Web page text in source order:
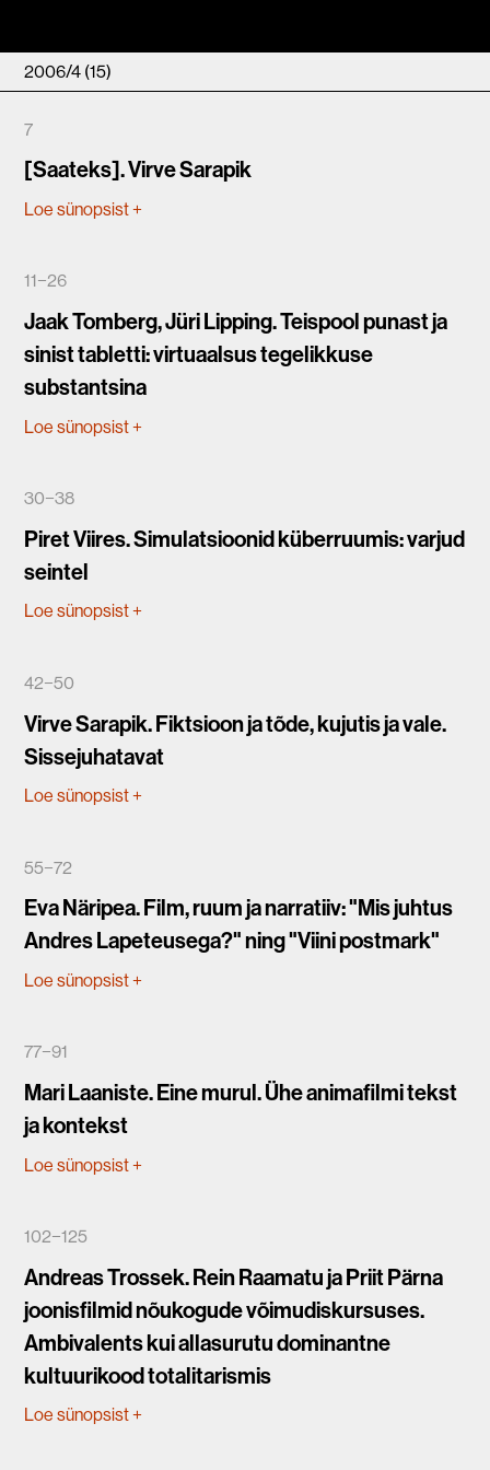
2006/4 (15)
7
[Saateks]. Virve Sarapik
Loe sünopsist+
11−26
Jaak Tomberg, Jüri Lipping. Teispool punast ja
sinist tabletti: virtuaalsus tegelikkuse
substantsina
Loe sünopsist+
30−38
Piret Viires. Simulatsioonid küberruumis: varjud
seintel
Loe sünopsist+
42−50
Virve Sarapik. Fiktsioon ja tõde, kujutis ja vale.
Sissejuhatavat
Loe sünopsist+
55−72
Eva Näripea. Film, ruum ja narratiiv: "Mis juhtus
Andres Lapeteusega?" ning "Viini postmark"
Loe sünopsist+
77−91
Mari Laaniste. Eine murul. Ühe animafilmi tekst
ja kontekst
Loe sünopsist+
102−125
Andreas Trossek. Rein Raamatu ja Priit Pärna
joonisfilmid nõukogude võimudiskursuses.
Ambivalents kui allasurutu dominantne
kultuurikood totalitarismis
Loe sünopsist+